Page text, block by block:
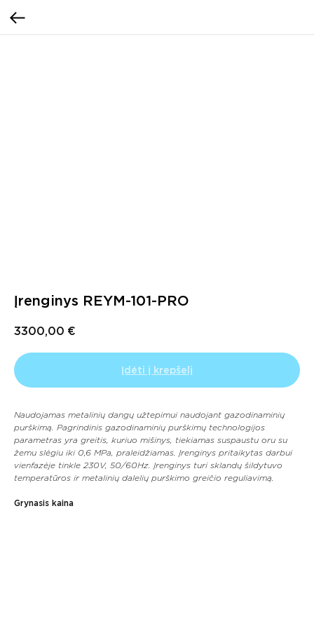
Įrenginys REYM-101-PRO
3300,00 €
Įdėti į krepšelį
Naudojamas metalinių dangų užtepimui naudojant gazodinaminių
purškimą. Pagrindinis gazodinaminių purškimų technologijos
parametras yra greitis, kuriuo mišinys, tiekiamas suspaustu oru su
žemu slėgiu iki 0,6 MPa, praleidžiamas. Įrenginys pritaikytas darbui
vienfazėje tinkle 230V, 50/60Hz. Įrenginys turi sklandų šildytuvo
temperatūros ir metalinių dalelių purškimo greičio reguliavimą.
Grynasis kaina